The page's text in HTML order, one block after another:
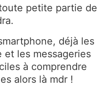
petite partie de
déjà les
et les messageries
à comprendre
alors là mdr !